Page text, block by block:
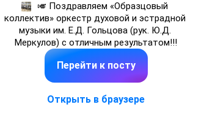
🎺 Поздравляем «Образцовый
коллектив» оркестр духовой и эстрадной
музыки им. Е.Д. Гольцова (рук. Ю.Д.
Меркулов) с отличным результатом!!!
Перейти к посту
Открыть в браузере